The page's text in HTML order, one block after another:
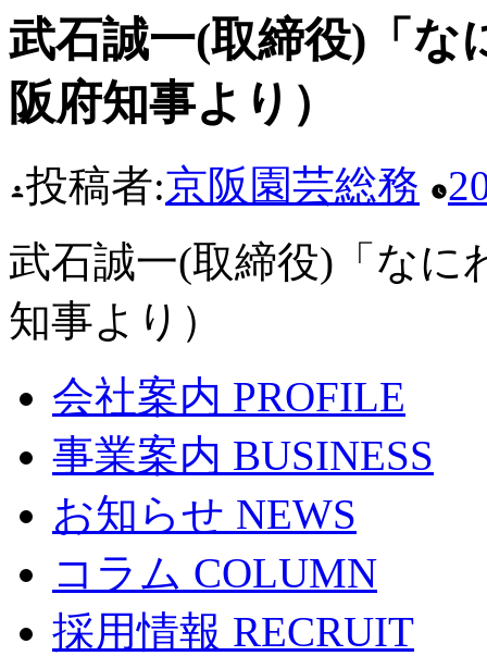
武石誠一(取締役)「な
阪府知事より）
投稿者:京阪園芸総務
武石誠一(取締役)「なに
知事より）
会社案内 PROFILE
事業案内 BUSINESS
お知らせ NEWS
コラム COLUMN
採用情報 RECRUIT